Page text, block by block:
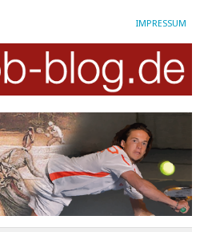
IMPRESSUM